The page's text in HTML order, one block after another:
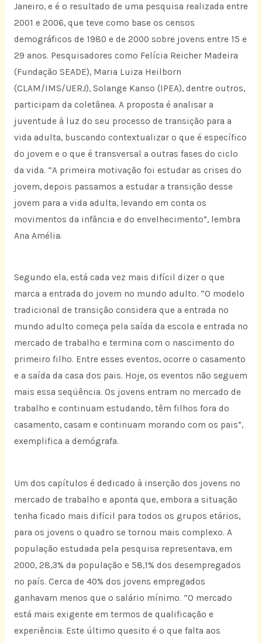
Janeiro, e é o resultado de uma pesquisa realizada entre
2001 e 2006, que teve como base os censos
demográficos de 1980 e de 2000 sobre jovens entre 15 e
29 anos. Pesquisadores como Felícia Reicher Madeira
(Fundação SEADE), Maria Luiza Heilborn
(CLAM/IMS/UERJ), Solange Kanso (IPEA), dentre outros,
participam da coletânea. A proposta é analisar a
juventude à luz do seu processo de transição para a
vida adulta, buscando contextualizar o que é específico
do jovem e o que é transversal a outras fases do ciclo
da vida. “A primeira motivação foi estudar as crises do
jovem, depois passamos a estudar a transição desse
jovem para a vida adulta, levando em conta os
movimentos da infância e do envelhecimento”, lembra
Ana Amélia.
Segundo ela, está cada vez mais difícil dizer o que
marca a entrada do jovem no mundo adulto. “O modelo
tradicional de transição considera que a entrada no
mundo adulto começa pela saída da escola e entrada no
mercado de trabalho e termina com o nascimento do
primeiro filho. Entre esses eventos, ocorre o casamento
e a saída da casa dos pais. Hoje, os eventos não seguem
mais essa seqüência. Os jovens entram no mercado de
trabalho e continuam estudando, têm filhos fora do
casamento, casam e continuam morando com os pais”,
exemplifica a demógrafa.
Um dos capítulos é dedicado à inserção dos jovens no
mercado de trabalho e aponta que, embora a situação
tenha ficado mais difícil para todos os grupos etários,
para os jovens o quadro se tornou mais complexo. A
população estudada pela pesquisa representava, em
2000, 28,3% da população e 58,1% dos desempregados
no país. Cerca de 40% dos jovens empregados
ganhavam menos que o salário mínimo. “O mercado
está mais exigente em termos de qualificação e
experiência. Este último quesito é o que falta aos